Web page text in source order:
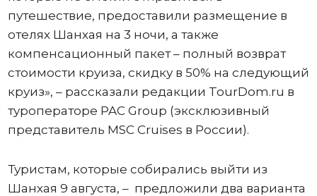
путешествие, предоставили размещение в
отелях Шанхая на 3 ночи, а также
компенсационный пакет – полный возврат
стоимости круиза, скидку в 50% на следующий
круиз», – рассказали редакции TourDom.ru в
туроператоре PAC Group (эксклюзивный
представитель MSC Cruises в России).
Туристам, которые собирались выйти из
Шанхая 9 августа, – предложили два варианта